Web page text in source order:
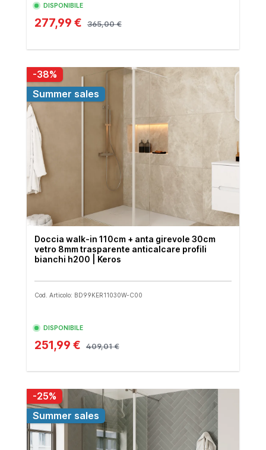
DISPONIBILE
277,99 € 365,00 €
-38%
Summer sales
Doccia walk-in 110cm + anta girevole 30cm
vetro 8mm trasparente anticalcare profili
bianchi h200 | Keros
Cod. Articolo: BD99KER11030W-C00
DISPONIBILE
251,99 € 409,01 €
-25%
Summer sales